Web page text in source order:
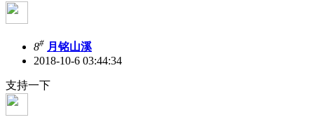
8# 月铭山溪
2018-10-6 03:44:34
支持一下